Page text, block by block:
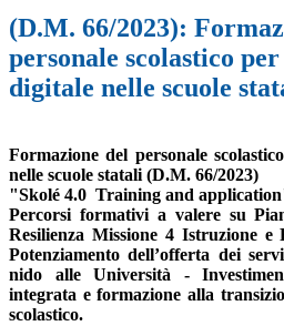
(D.M. 66/2023):
personale scolastico
digitale nelle scuole
Formazione del personale
nelle scuole statali (D.M. 66/2023)
"Skolé 4.0 Training and
Percorsi formativia valere su
Resilienza Missione 4 Istruzione
Potenziamento dell’offerta dei
nido alle Università -
integrata e formazione alla
scolastico.